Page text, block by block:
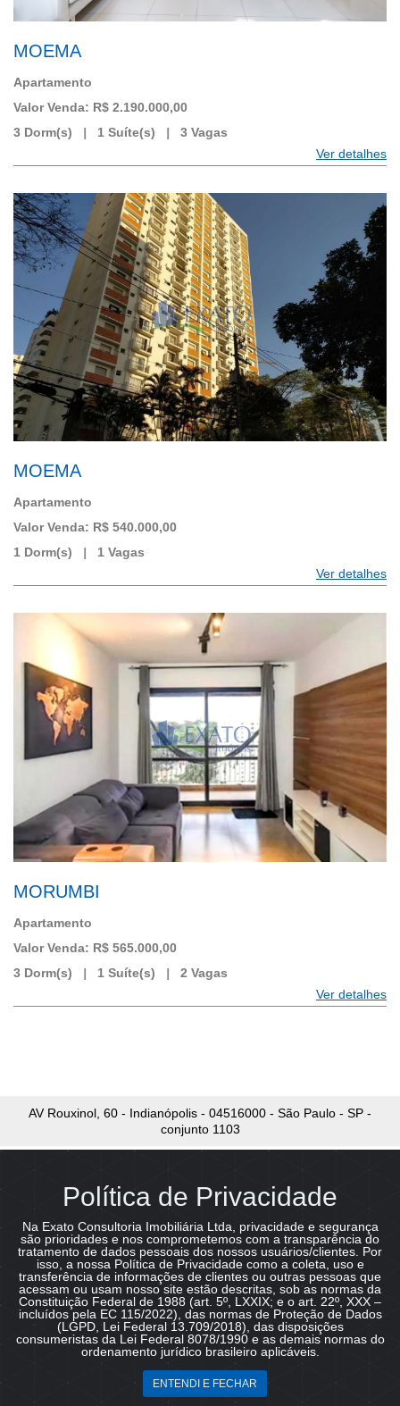
MOEMA
Apartamento
Valor Venda: R$ 2.190.000,00
3 Dorm(s) | 1 Suíte(s) | 3 Vagas
Ver detalhes
MOEMA
Apartamento
Valor Venda: R$ 540.000,00
1 Dorm(s) | 1 Vagas
Ver detalhes
MORUMBI
Apartamento
Valor Venda: R$ 565.000,00
3 Dorm(s) | 1 Suíte(s) | 2 Vagas
Ver detalhes
Política de Privacidade
Na Exato Consultoria Imobiliária Ltda, privacidade e segurança
são prioridades e nos comprometemos com a transparência do
tratamento de dados pessoais dos nossos usuários/clientes. Por
isso, a nossa Política de Privacidade como a coleta, uso e
transferência de informações de clientes ou outras pessoas que
acessam ou usam nosso site estão descritas, sob as normas da
Constituição Federal de 1988 (art. 5º, LXXIX; e o art. 22º, XXX –
incluídos pela EC 115/2022), das normas de Proteção de Dados
(LGPD, Lei Federal 13.709/2018), das disposições
consumeristas da Lei Federal 8078/1990 e as demais normas do
ordenamento jurídico brasileiro aplicáveis.
ENTENDI E FECHAR
AV Rouxinol, 60 - Indianópolis - 04516000 - São Paulo - SP -
conjunto 1103
Copyright © 2026 - Exato Consultoria Imobiliária Ltda :: CRECI
22.342 J :: Todos os direitos reservados.
Todas as informações e valores exibidos neste portal são fornecidos pelos
proprietários dos imóveis podendo sofrer alterações sem aviso prévio. Antes
da proposta, consulte nossos corretores.
Fale agora pelo WhatsApp!